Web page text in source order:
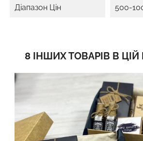
Діапазон Цін 500-
8 ІНШИХ ТОВАРІВ В ЦІЙ